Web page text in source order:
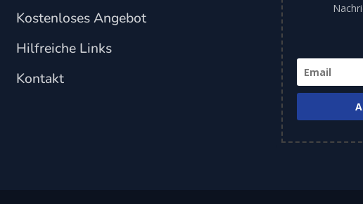
Kostenloses Angebot
Hilfreiche Links
Kontakt